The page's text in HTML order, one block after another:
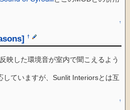
↑
†
映した環境音が室内で聞こえるよう
ていますが、Sunlit Interiorsとは互
↑